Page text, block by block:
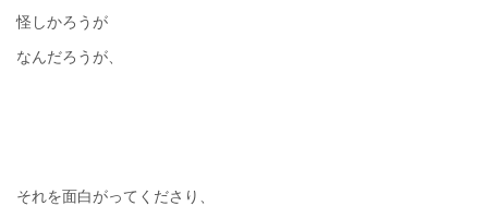
怪しかろうが
なんだろうが、
それを面白がってくださり、